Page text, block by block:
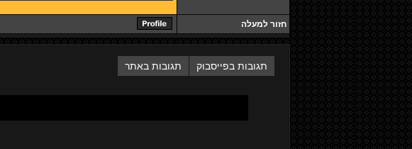
חזור למעלה
תגובות בפייסבוק תגובות באתר